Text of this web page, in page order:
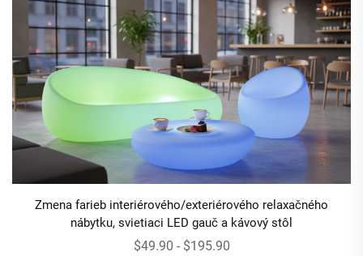
Zmena farieb interiérového/exteriérového relaxačného
nábytku, svietiaci LED gauč a kávový stôl
$49.90 - $195.90